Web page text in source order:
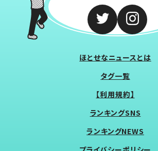
ほとせなニュースとは
タグ一覧
【利用規約】
ランキングSNS
ランキングNEWS